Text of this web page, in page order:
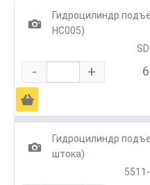
1
Гидроцилиндр
HC005)
- +
Ä
1
Гидроцилиндр
штока)